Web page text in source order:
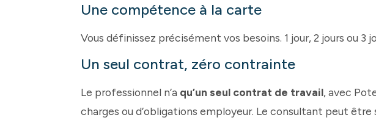
Une compétence à la carte
Vous définissez précisément vos besoins. 1 jour, 2 jours ou
Un seul contrat, zéro contrainte
Le professionnel n’a qu’un seul contrat de travail, avec
charges ou d’obligations employeur. Le consultant peut